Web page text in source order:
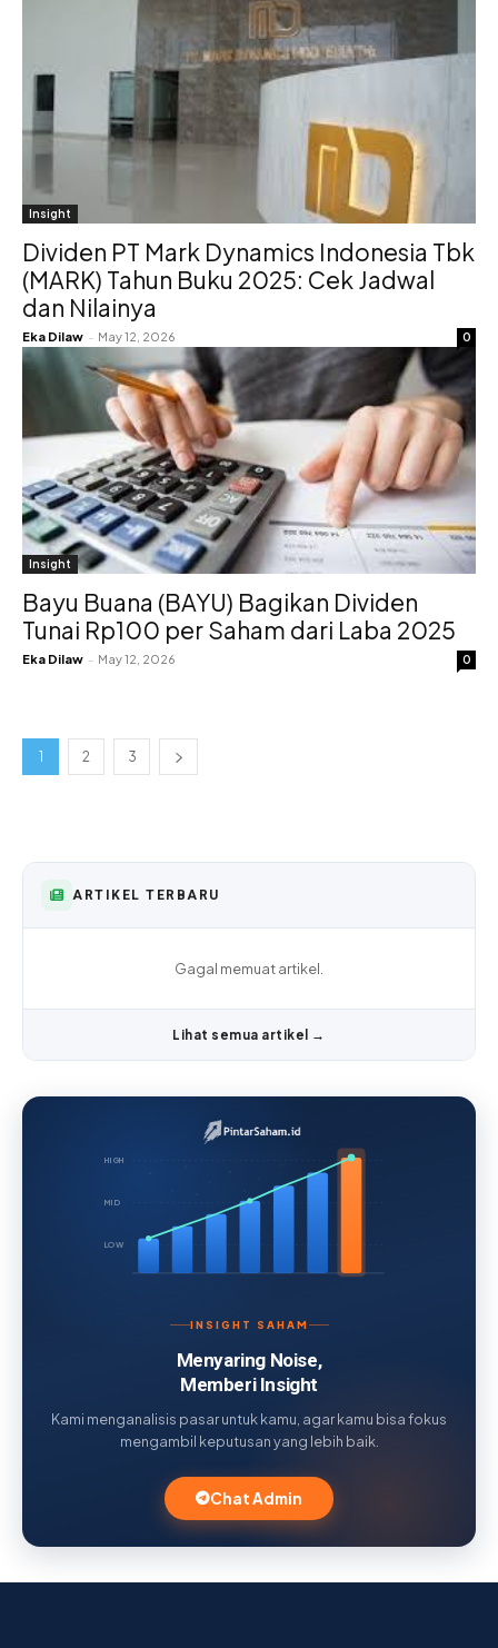
Insight
Dividen PT Mark Dynamics Indonesia Tbk
(MARK) Tahun Buku 2025: Cek Jadwal
dan Nilainya
Eka Dilaw - May 12, 2026 0
Insight
Bayu Buana (BAYU) Bagikan Dividen
Tunai Rp100 per Saham dari Laba 2025
Eka Dilaw - May 12, 2026 0
1 2 3
ARTIKEL TERBARU
Gagal memuat artikel.
Lihat semua artikel →
HIGH
MID
LOW
INSIGHT SAHAM
Menyaring Noise,
Memberi Insight
Kami menganalisis pasar untuk kamu, agar kamu bisa fokus
mengambil keputusan yang lebih baik.
Chat Admin